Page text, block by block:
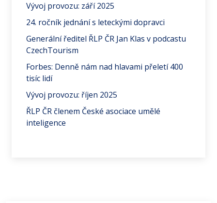
Vývoj provozu: září 2025
24. ročník jednání s leteckými dopravci
Generální ředitel ŘLP ČR Jan Klas v podcastu
CzechTourism
Forbes: Denně nám nad hlavami přeletí 400
tisíc lidí
Vývoj provozu: říjen 2025
ŘLP ČR členem České asociace umělé
inteligence